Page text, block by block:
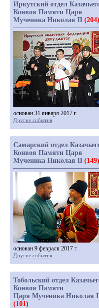
Иркутский отдел
Конвоя Памяти Царя
Мученика Николая II (204)
основан 31 января 2017 г.
Другие события
Самарский отдел
Конвоя Памяти Царя
Мученика Николая II (149)
основан 9 февраля 2017 г.
Другие события
Тобольский отдел
Конвоя Памяти
Царя Мученика Николая
(101)